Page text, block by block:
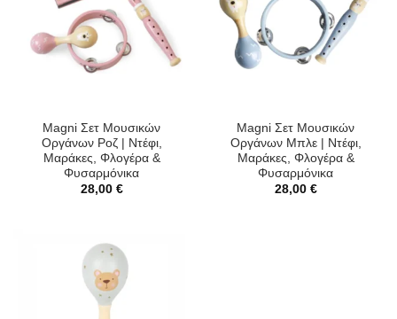
Magni Σετ Μουσικών
Οργάνων Ροζ | Ντέφι,
Μαράκες, Φλογέρα &
Φυσαρμόνικα
28,00 €
Magni Σετ Μουσικών
Οργάνων Μπλε | Ντέφι,
Μαράκες, Φλογέρα &
Φυσαρμόνικα
28,00 €